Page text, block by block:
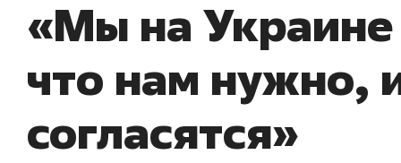
«Мы на Украине
что нам нужно,
согласятся»
местных
минимум
выйти на зарубежные
«Мне лучше
чем потерять
репутацию»
Владелец отделочной фирмы